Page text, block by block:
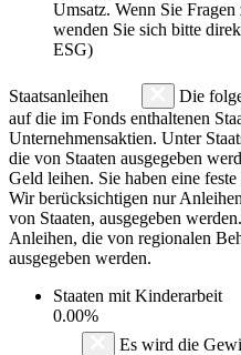
Umsatz. Wenn Sie
wenden Sie sich bitte
ESG)
Staatsanleihen
Die
auf die im Fonds enthaltenen
Unternehmensaktien. Unter
die von Staaten ausgegeben
Geld leihen. Sie haben eine
Wir berücksichtigen nur
von Staaten, ausgegeben
Anleihen, die von regionalen
ausgegeben werden.
Staaten mit Kinderarbeit
0.00%
Es wird die